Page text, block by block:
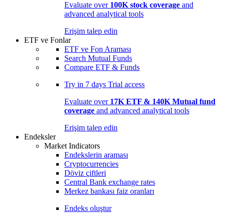
Evaluate over 100K stock coverage and
advanced analytical tools
Erişim talep edin
ETF ve Fonlar
ETF ve Fon Araması
Search Mutual Funds
Compare ETF & Funds
Try in 7 days Trial access
Evaluate over 17K ETF & 140K Mutual fund
coverage and advanced analytical tools
Erişim talep edin
Endeksler
Market Indicators
Endekslerin araması
Cryptocurrencies
Döviz çiftleri
Central Bank exchange rates
Merkez bankası faiz oranları
Endeks oluştur